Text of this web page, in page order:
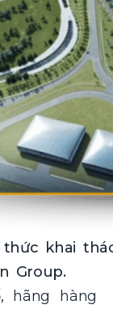
thức khai
Group.
hãng hàng